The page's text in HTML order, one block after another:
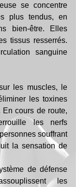
se concentre
plus tendus, en
bien-être. Elles
tissus resserrés.
sanguine
les muscles, le
les toxines
cours de route,
les nerfs
souffrant
la sensation de
de défense
les